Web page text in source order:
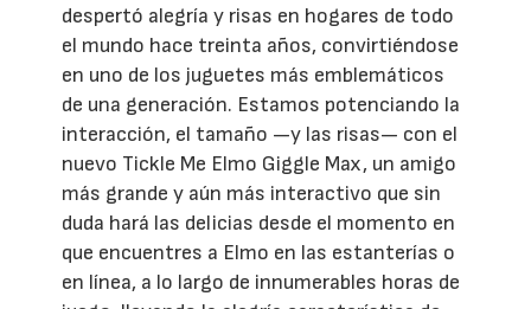
despertó alegría y risas en hogares de todo
el mundo hace treinta años, convirtiéndose
en uno de los juguetes más emblemáticos
de una generación. Estamos potenciando la
interacción, el tamaño —y las risas— con el
nuevo Tickle Me Elmo Giggle Max, un amigo
más grande y aún más interactivo que sin
duda hará las delicias desde el momento en
que encuentres a Elmo en las estanterías o
en línea, a lo largo de innumerables horas de